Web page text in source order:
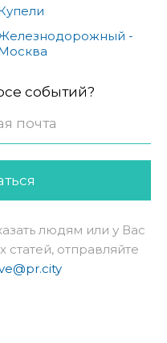
-
событий?
людям или у Вас
статей, отправляйте